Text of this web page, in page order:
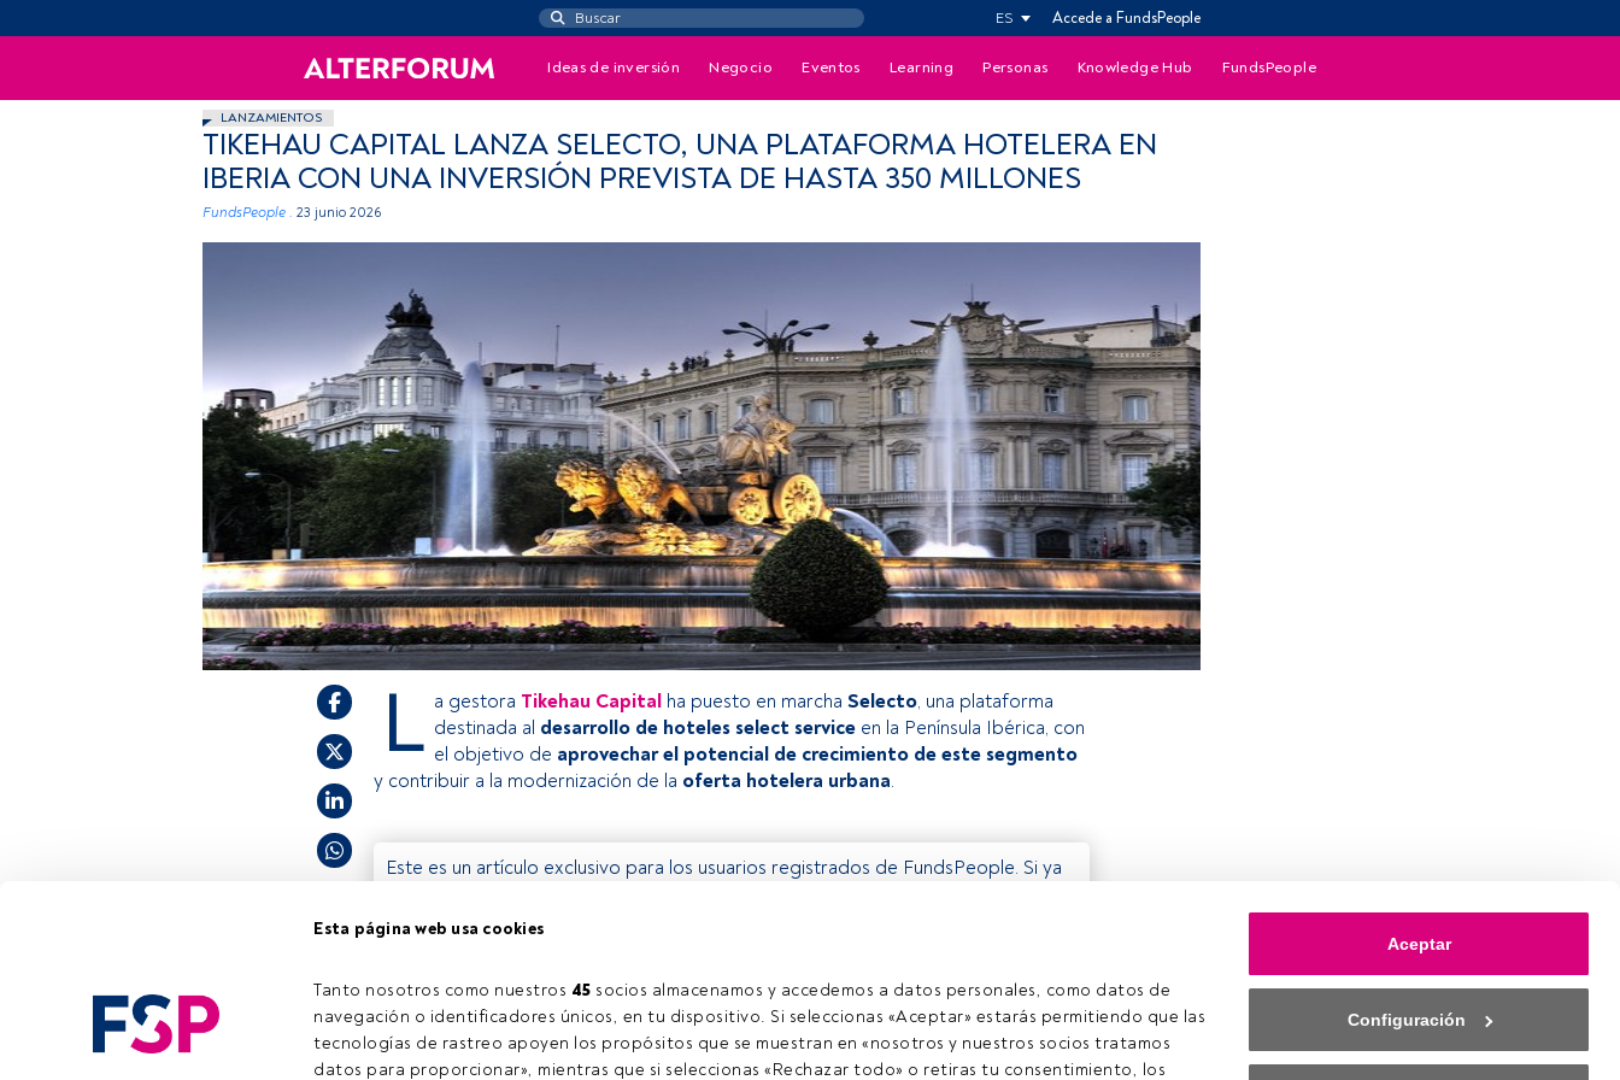
Esta página web usa cookies
Tanto nosotros como nuestros 45 socios almacenamos y accedemos a datos personales, como datos de
navegación o identificadores únicos, en tu dispositivo. Si seleccionas «Aceptar» estarás permitiendo que las
tecnologías de rastreo apoyen los propósitos que se muestran en «nosotros y nuestros socios tratamos
datos para proporcionar», mientras que si seleccionas «Rechazar todo» o retiras tu consentimiento, los
Aceptar
Configuración
ES Accede a FundsPeople
Ideas de inversión Negocio Eventos Learning Personas Knowledge Hub FundsPeople
LANZAMIENTOS
TIKEHAU CAPITAL LANZA SELECTO, UNA PLATAFORMA HOTELERA EN
IBERIA CON UNA INVERSIÓN PREVISTA DE HASTA 350 MILLONES
FundsPeople . 23 junio 2026
2 min.
L a gestora Tikehau Capital ha puesto en marcha Selecto, una plataforma
destinada al desarrollo de hoteles select service en la Península Ibérica, con
el objetivo de aprovechar el potencial de crecimiento de este segmento
y contribuir a la modernización de la oferta hotelera urbana.
Este es un artículo exclusivo para los usuarios registrados de FundsPeople. Si ya
invitamos a registrarte y disfrutar de todo el universo que ofrece FundsPeople.
Email contacto Quiénes somos Cookies